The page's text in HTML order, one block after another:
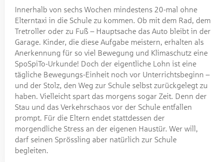
Innerhalb von sechs Wochen mindestens 20-mal ohne
Elterntaxi in die Schule zu kommen. Ob mit dem Rad, dem
Tretroller oder zu Fuß – Hauptsache das Auto bleibt in der
Garage. Kinder, die diese Aufgabe meistern, erhalten als
Anerkennung für so viel Bewegung und Klimaschutz eine
SpoSpiTo-Urkunde! Doch der eigentliche Lohn ist eine
tägliche Bewegungs-Einheit noch vor Unterrichtsbeginn –
und der Stolz, den Weg zur Schule selbst zurückgelegt zu
haben. Vielleicht spart das morgens sogar Zeit. Denn der
Stau und das Verkehrschaos vor der Schule entfallen
prompt. Für die Eltern endet stattdessen der
morgendliche Stress an der eigenen Haustür. Wer will,
darf seinen Sprössling aber natürlich zur Schule
begleiten.